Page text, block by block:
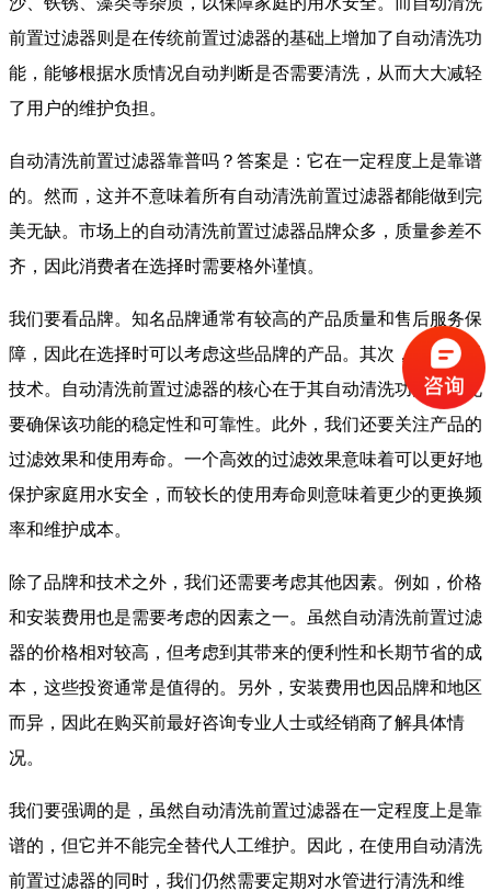
前置过滤器则是在传统前置过滤器的基础上增加了自动清洗功
能，能够根据水质情况自动判断是否需要清洗，从而大大减轻
了用户的维护负担。
自动清洗前置过滤器靠普吗？答案是：它在一定程度上是靠谱
的。然而，这并不意味着所有自动清洗前置过滤器都能做到完
美无缺。市场上的自动清洗前置过滤器品牌众多，质量参差不
齐，因此消费者在选择时需要格外谨慎。
我们要看品牌。知名品牌通常有较高的产品质量和售后服务保
障，因此在选择时可以考虑这些品牌的产品。其次，我们要看
技术。自动清洗前置过滤器的核心在于其自动清洗功能，因此
要确保该功能的稳定性和可靠性。此外，我们还要关注产品的
过滤效果和使用寿命。一个高效的过滤效果意味着可以更好地
保护家庭用水安全，而较长的使用寿命则意味着更少的更换频
率和维护成本。
除了品牌和技术之外，我们还需要考虑其他因素。例如，价格
和安装费用也是需要考虑的因素之一。虽然自动清洗前置过滤
器的价格相对较高，但考虑到其带来的便利性和长期节省的成
本，这些投资通常是值得的。另外，安装费用也因品牌和地区
而异，因此在购买前最好咨询专业人士或经销商了解具体情
况。
我们要强调的是，虽然自动清洗前置过滤器在一定程度上是靠
谱的，但它并不能完全替代人工维护。因此，在使用自动清洗
前置过滤器的同时，我们仍然需要定期对水管进行清洗和维